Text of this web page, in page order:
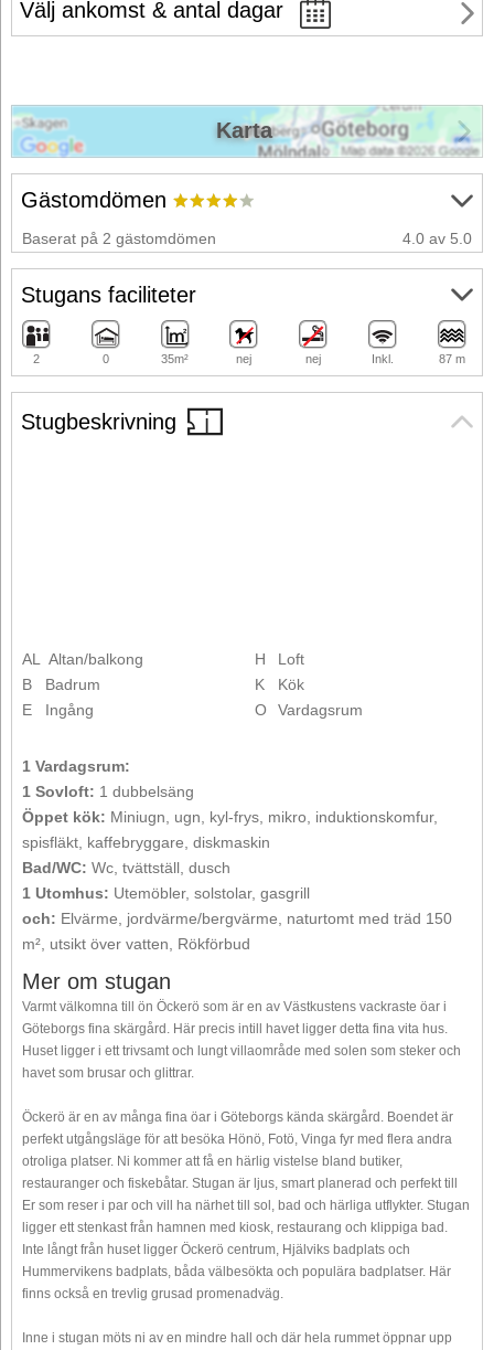
Välj ankomst & antal dagar
Stugbeskrivning
AL
Altan/balkong
B
Badrum
E
Ingång
H
Loft
K
Kök
O
Vardagsrum
1 Vardagsrum:
1 Sovloft: 1 dubbelsäng
Öppet kök: Miniugn, ugn, kyl-frys, mikro, induktionskomfur,
spisfläkt, kaffebryggare, diskmaskin
Bad/WC: Wc, tvättställ, dusch
1 Utomhus: Utemöbler, solstolar, gasgrill
och: Elvärme, jordvärme/bergvärme, naturtomt med träd 150
m², utsikt över vatten, Rökförbud
Mer om stugan
Varmt välkomna till ön Öckerö som är en av Västkustens vackraste öar i
Göteborgs fina skärgård. Här precis intill havet ligger detta fina vita hus.
Huset ligger i ett trivsamt och lungt villaområde med solen som steker och
havet som brusar och glittrar.
Öckerö är en av många fina öar i Göteborgs kända skärgård. Boendet är
perfekt utgångsläge för att besöka Hönö, Fotö, Vinga fyr med flera andra
otroliga platser. Ni kommer att få en härlig vistelse bland butiker,
restauranger och fiskebåtar. Stugan är ljus, smart planerad och perfekt till
Er som reser i par och vill ha närhet till sol, bad och härliga utflykter. Stugan
ligger ett stenkast från hamnen med kiosk, restaurang och klippiga bad.
Inte långt från huset ligger Öckerö centrum, Hjälviks badplats och
Hummervikens badplats, båda välbesökta och populära badplatser. Här
finns också en trevlig grusad promenadväg.
Inne i stugan möts ni av en mindre hall och där hela rummet öppnar upp
Gästomdömen
Baserat på 2 gästomdömen 4.0 av 5.0
Stugans faciliteter
2 0 35m² nej nej Inkl. 87 m
Karta